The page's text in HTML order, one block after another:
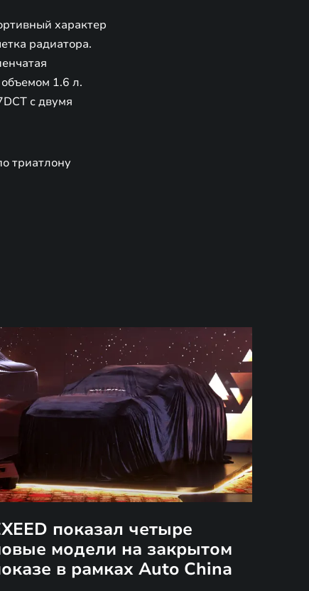
характер
радиатора.
1.6 л.
с двумя
триатлону
показал четыре
модели на закрытом
в рамках Auto China